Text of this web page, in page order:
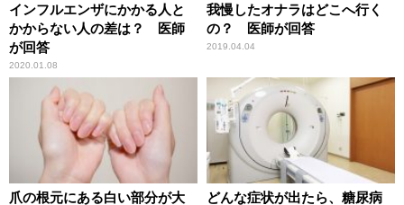
インフルエンザにかかる人と
かからない人の差は？ 医師
が回答
2020.01.08
我慢したオナラはどこへ行く
の？ 医師が回答
2019.04.04
爪の根元にある白い部分が大
どんな症状が出たら、糖尿病